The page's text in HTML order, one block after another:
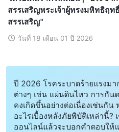
สรรเสริญพระเจ้าผู้ทรงมหิทธิฤ
สรรเสริญ"
วันที่ 18 เดือน 01 ปี 2026
ปี 2026 โรคระบาดร้ายแรงม
ต่างๆ เช่น แผ่นดินไหว การกัน
คงเกิดขึ้นอย่างต่อเนื่องเช่นกัน
อะไรเบื้องหลังภัยพิบัติเหล่านี้?
ออนไลน์แล้วจะบอกคำตอบใ